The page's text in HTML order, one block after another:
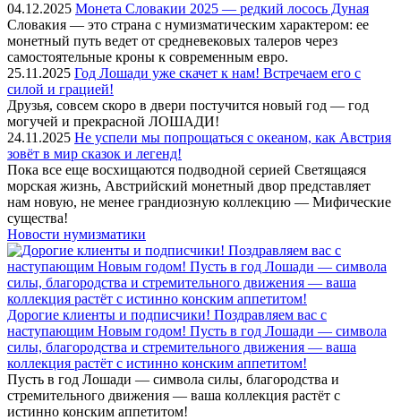
04.12.2025 Монета Словакии 2025 — редкий лосось Дуная
Словакия — это страна с нумизматическим характером: ее
монетный путь ведет от средневековых талеров через
самостоятельные кроны к современным евро.
25.11.2025 Год Лошади уже скачет к нам! Встречаем его с
силой и грацией!
Друзья, совсем скоро в двери постучится новый год — год
могучей и прекрасной ЛОШАДИ!
24.11.2025 Не успели мы попрощаться с океаном, как Австрия
зовёт в мир сказок и легенд!
Пока все еще восхищаются подводной серией Светящаяся
морская жизнь, Австрийский монетный двор представляет
нам новую, не менее грандиозную коллекцию — Мифические
существа!
Новости нумизматики
Дорогие клиенты и подписчики! Поздравляем вас с
наступающим Новым годом! Пусть в год Лошади — символа
силы, благородства и стремительного движения — ваша
коллекция растёт с истинно конским аппетитом!
Пусть в год Лошади — символа силы, благородства и
стремительного движения — ваша коллекция растёт с
истинно конским аппетитом!